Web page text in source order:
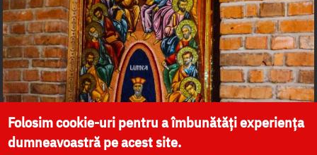
Folosim cookie-uri pentru a îmbunătăți experiența
dumneavoastră pe acest site.